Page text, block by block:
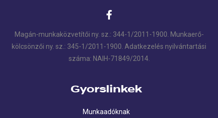
Magán-munkaközvetítői ny. sz.: 344-1/2011-1900. Munkaerő-
kölcsönzői ny. sz.: 345-1/2011-1900. Adatkezelés nyilvántartási
száma: NAIH-71849/2014.
Gyorslinkek
Munkaadóknak